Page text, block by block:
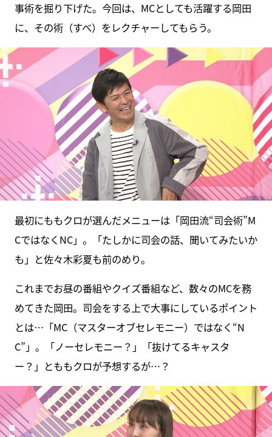
事術を掘り下げた。今回は、MCとしても活躍する岡田
に、その術（すべ）をレクチャーしてもらう。
最初にももクロが選んだメニューは「岡田流“司会術”M
CではなくNC」。「たしかに司会の話、聞いてみたいか
も」と佐々木彩夏も前のめり。
これまでお昼の番組やクイズ番組など、数々のMCを務
めてきた岡田。司会をする上で大事にしているポイント
とは…「MC（マスターオブセレモニー）ではなく“N
C”」。「ノーセレモニー？」「抜けてるキャスタ
ー？」とももクロが予想するが…？